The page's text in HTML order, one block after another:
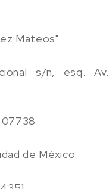
Mateos"
s/n, esq. Av.
07738
de México.